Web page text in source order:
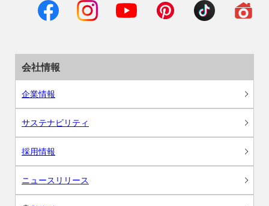
会社情報
企業情報
サステナビリティ
採用情報
ニュースリリース